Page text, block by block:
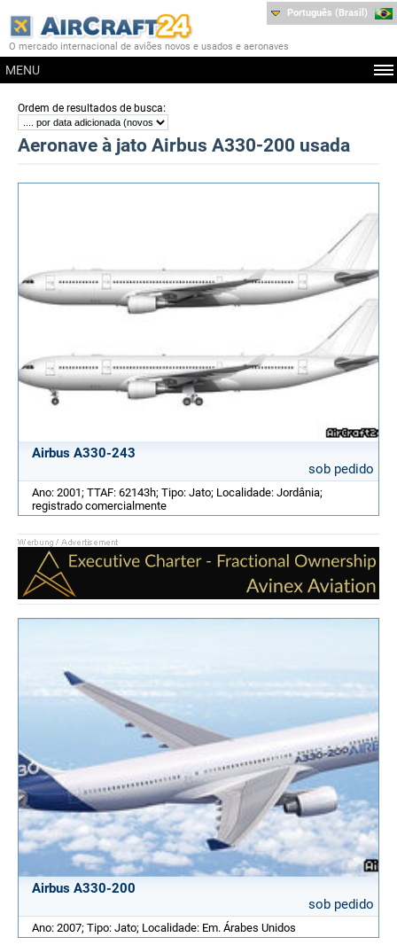
O mercado internacional de aviões novos e usados e aeronaves
MENU
Português (Brasil)
Ordem de resultados de busca:
Aeronave à jato Airbus A330-200 usada
Airbus A330-243
sob pedido
Ano: 2001; TTAF: 62143h; Tipo: Jato; Localidade: Jordânia;
registrado comercialmente
Airbus A330-200
sob pedido
Ano: 2007; Tipo: Jato; Localidade: Em. Árabes Unidos